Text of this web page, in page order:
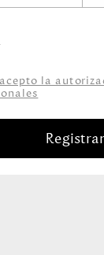
la